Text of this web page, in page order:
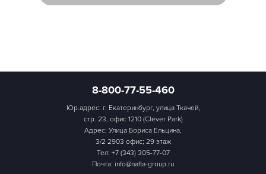
8-800-77-55-460
Юр.адрес: г. Екатеринбург, улица Ткачей,
стр. 23, офис 1210 (Clever Park)
Адрес: Улица Бориса Ельцина,
3/2 2903 офис; 29 этаж
Тел: +7 (343) 305-77-07
Почта: info@nafta-group.ru